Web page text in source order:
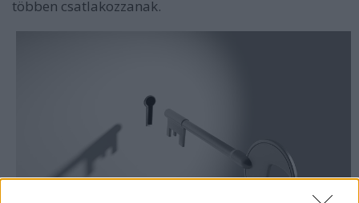
többen csatlakozzanak.